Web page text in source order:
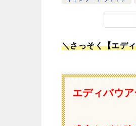
＼さっそく【エデ
エディバウ